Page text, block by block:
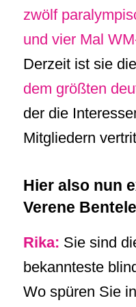
zwölf
und vier Mal
Derzeit ist sie
dem größten
der die
Mitgliedern
Hier also nun
Verene
Rika: Sie sind
bekannteste
Wo spüren Sie